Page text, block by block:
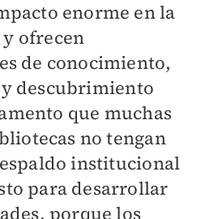
enorme en la
ofrecen
de conocimiento,
descubrimiento
que muchas
no tengan
institucional
para desarrollar
porque los